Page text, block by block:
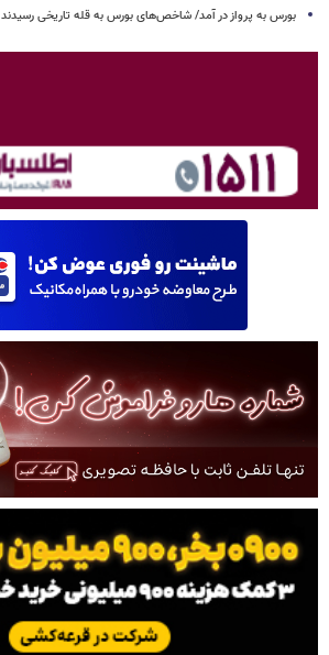
بورس به پرواز در آمد/ شاخص‌های بورس به قله تاریخی رسیدند